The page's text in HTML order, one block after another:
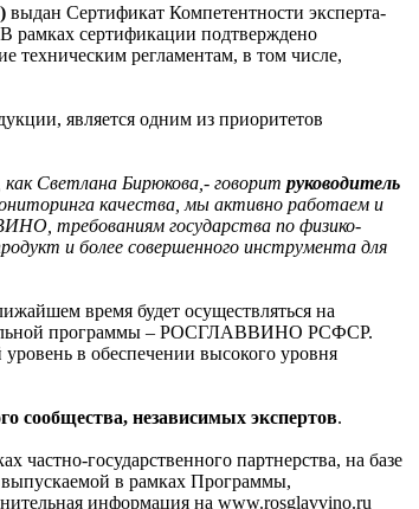
выдан Сертификат Компетентности эксперта-
рамках сертификации подтверждено
техническим регламентам, в том числе,
является одним из приоритетов
Светлана Бирюкова,- говорит руководитель
качества, мы активно работаем и
требованиям государства по физико-
и более совершенного инструмента для
время будет осуществляться на
программы – РОСГЛАВВИНО РСФСР.
в обеспечении высокого уровня
сообщества, независимых экспертов.
частно-государственного партнерства, на базе
в рамках Программы,
информация на www.rosglavvino.ru